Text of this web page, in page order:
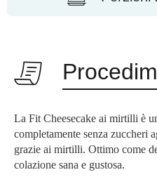
La Fit Cheesecake ai mirtilli è
completamente senza zuccheri
grazie ai mirtilli. Ottimo come
colazione sana e gustosa.